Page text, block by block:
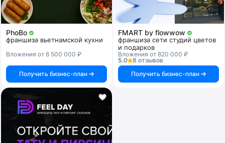
PhoBo
франшиза вьетнамской кухни
Вложения от 6 500 000 ₽
Получить бизнес-план
FMART by flowwow
франшиза сети студий цветов
и подарков
Вложения от 820 000 ₽
5.0
8 отзывов
Получить бизнес-план